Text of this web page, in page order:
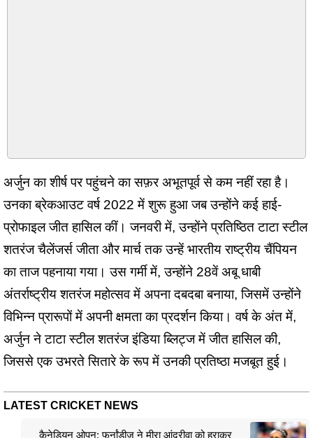
अर्जुन का शीर्ष पर पहुंचने का सफ़र अभूतपूर्व से कम नहीं रहा है।
उनका ब्रेकआउट वर्ष 2022 में शुरू हुआ जब उन्होंने कई हाई-
प्रोफाइल जीत हासिल कीं। जनवरी में, उन्होंने प्रतिष्ठित टाटा स्टील
शतरंज चैलेंजर्स जीता और मार्च तक उन्हें भारतीय राष्ट्रीय चैंपियन
का ताज पहनाया गया। उस गर्मी में, उन्होंने 28वें अबू धाबी
अंतर्राष्ट्रीय शतरंज महोत्सव में अपना दबदबा बनाया, जिसमें उन्होंने
विभिन्न प्रारूपों में अपनी क्षमता का प्रदर्शन किया। वर्ष के अंत में,
अर्जुन ने टाटा स्टील शतरंज इंडिया ब्लिट्ज में जीत हासिल की,
जिससे एक उभरते सितारे के रूप में उनकी प्रतिष्ठा मजबूत हुई।
LATEST CRICKET NEWS
कैनेडियन ओपन: फर्नांडीज ने मीरा आंद्रीवा को हराकर